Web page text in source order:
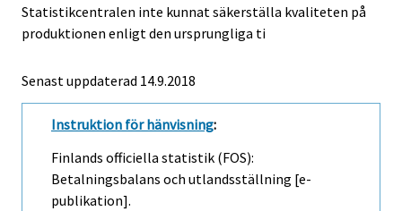
Statistikcentralen inte kunnat säkerställa kvaliteten på
produktionen enligt den ursprungliga ti
Senast uppdaterad 14.9.2018
Instruktion för hänvisning:
Finlands officiella statistik (FOS):
Betalningsbalans och utlandsställning [e-
publikation].